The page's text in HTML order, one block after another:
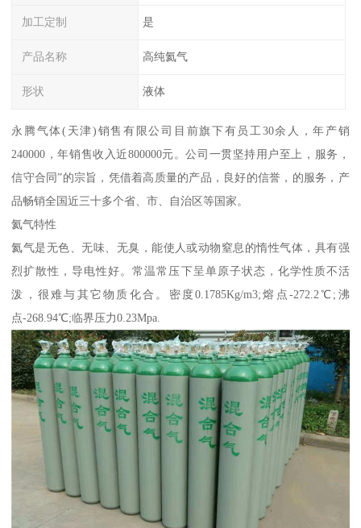
加工定制 是
产品名称 高纯氦气
形状 液体
永腾气体(天津)销售有限公司目前旗下有员工30余人，年产销
240000，年销售收入近800000元。公司一贯坚持用户至上，服务，
信守合同”的宗旨，凭借着高质量的产品，良好的信誉，的服务，产
品畅销全国近三十多个省、市、自治区等国家。
氦气特性
氦气是无色、无味、无臭，能使人或动物窒息的惰性气体，具有强
烈扩散性，导电性好。常温常压下呈单原子状态，化学性质不活
泼，很难与其它物质化合。密度0.1785Kg/m3;熔点-272.2℃;沸
点-268.94℃;临界压力0.23Mpa.